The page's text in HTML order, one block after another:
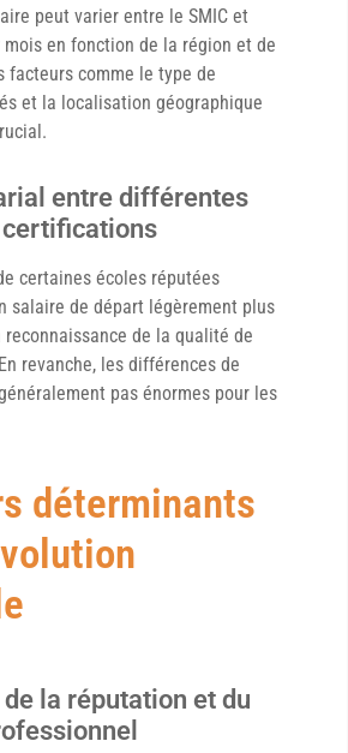
peut varier entre le SMIC et
mois en fonction de la région et de
facteurs comme le type de
et la localisation géographique
entre différentes
certaines écoles réputées
salaire de départ légèrement plus
de la qualité de
revanche, les différences de
pas énormes pour les
déterminants
la réputation et du